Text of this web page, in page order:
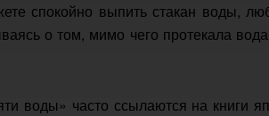
спокойно выпить стакан воды,
о том, мимо чего протекала
воды» часто ссылаются на книги